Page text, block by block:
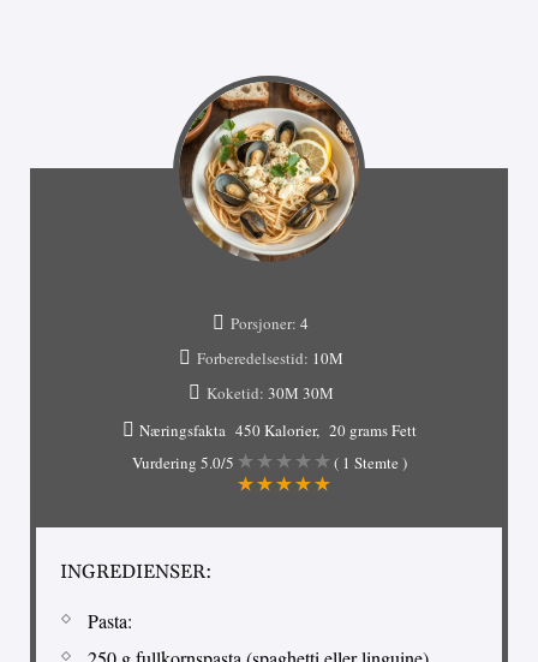
Porsjoner: 4
Forberedelsestid: 10М
Koketid: 30М 30М
Næringsfakta 450 Kalorier
20 grams Fett
Vurdering 5.0/5 ( 1 Stemte )
INGREDIENSER:
Pasta: